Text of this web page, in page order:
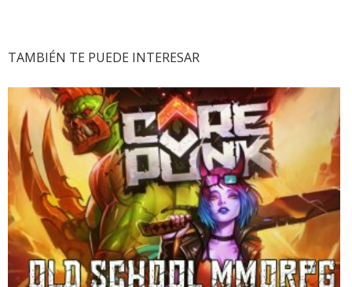
TAMBIÉN TE PUEDE INTERESAR